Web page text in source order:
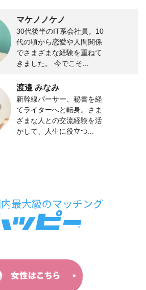
マケノノケノ
30代後半のIT系会社員。10
代の頃から恋愛や人間関係
でさまざまな経験を重ねて
きました。 今でこそ...
渡邉 みなみ
新幹線パーサー、秘書を経
てライターへと転身。さま
ざまな人との交流経験を活
かして、人生に役立つ...